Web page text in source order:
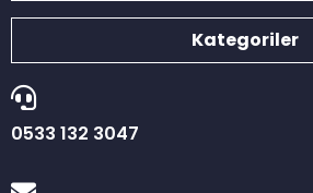
Kategoriler
0533 132 3047